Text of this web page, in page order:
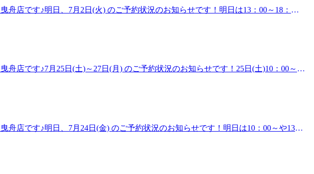
待ちしております♪『肩甲骨ストレッチ＆骨盤ストレッチ』をとり入れたリラク系
店〈営業時間&gt;10時～21時&lt;住所&gt;東京都墨田区京島 1-2-1 イトーヨーカド
店です♪明日、7月2日(火) のご予約状況のお知らせです！明日は13：00～18：
にちは！Re.Ra.Kuイトーヨーカドー曳舟店の中島です。最近、肩や首が重い…デス
周りの硬さかもしれません。肩甲骨は腕や首、背中などの筋肉と繋がっているた
す。さらに姿勢が崩れると・肩や首がこりやすい・呼吸が浅く感じる・背中や腰に
来店、心よりお待ちしております。『肩甲骨ストレッチ＆骨盤ストレッチ』をとり
ヨーカドー曳舟店〈営業時間&gt;10時～21時&lt;住所&gt;東京都墨田区京島 1-2-1
店です♪7月25日(土)～27日(月) のご予約状況のお知らせです！25日(土)10：00～、
もお待ちしております！※当ブログ投稿時の予約状況をもとにして掲載しておりま
さん こんにちは！イトーヨーカドー曳舟店の中島です！最近は暑い日が続いてます
に繋がりますので、注意が必要です。特に冷たい空気は温かい空気に比べて重たい
ディケアで全身の巡りを促していきます！是非一度お試しください。沢山の方のご
♪マッサージとは違うボディケアで、お身体リフレッシュ♪ Re.Ra.Ku イトーヨーカ
2F
店です♪明日、7月24日(金) のご予約状況のお知らせです！明日は10：00～や13：
ので、予めご了承くださいませ。 みなさん こんにちは！ここ数日は夏らしい気
な気温が高い日には冷たい炭酸泡が気持ち良い爽快ヘッドスパがオススメ！炭酸
なっている爽快ヘッドスパを是非お試しください！爽快ヘッドスパはオプションメ